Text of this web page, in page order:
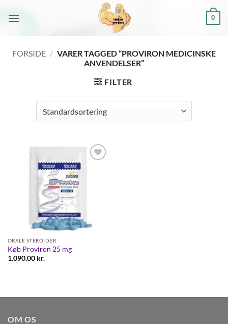
0
FORSIDE / VARER TAGGED “PROVIRON MEDICINSKE
ANVENDELSER”
FILTER
ORALE STEROIDER
Køb Proviron 25 mg
1.090,00 kr.
OM OS